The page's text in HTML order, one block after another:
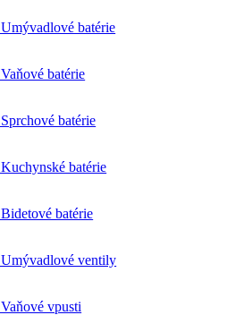
Umývadlové batérie
Vaňové batérie
Sprchové batérie
Kuchynské batérie
Bidetové batérie
Umývadlové ventily
Vaňové vpusti